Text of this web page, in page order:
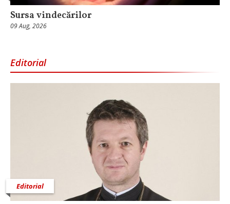
Sursa vindecărilor
09 Aug, 2026
Editorial
Editorial